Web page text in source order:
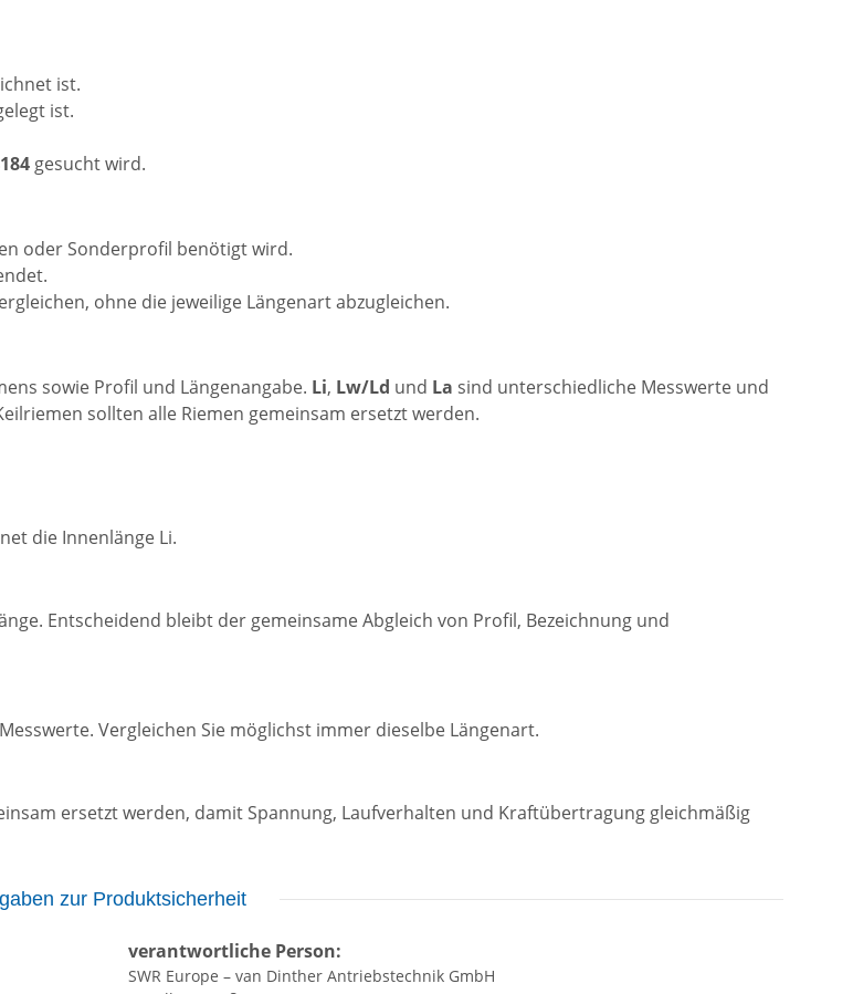
ist.
ist.
gesucht wird.
oder Sonderprofil benötigt wird.
ohne die jeweilige Längenart abzugleichen.
sowie Profil und Längenangabe. Li, Lw/Ld und La sind unterschiedliche Messwerte und
sollten alle Riemen gemeinsam ersetzt werden.
die Innenlänge Li.
Entscheidend bleibt der gemeinsame Abgleich von Profil, Bezeichnung und
Vergleichen Sie möglichst immer dieselbe Längenart.
ersetzt werden, damit Spannung, Laufverhalten und Kraftübertragung gleichmäßig
zur Produktsicherheit
verantwortliche Person:
SWR Europe – van Dinther Antriebstechnik GmbH